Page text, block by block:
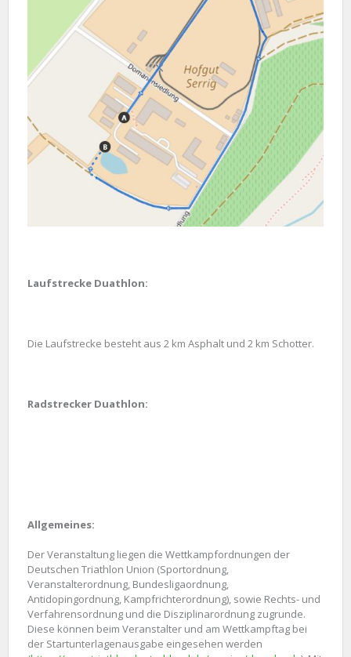
Laufstrecke Duathlon:
Die Laufstrecke besteht aus 2 km Asphalt und 2 km Schotter.
Radstrecker Duathlon:
Allgemeines:
Der Veranstaltung liegen die Wettkampfordnungen der
Deutschen Triathlon Union (Sportordnung,
Veranstalterordnung, Bundesligaordnung,
Antidopingordnung, Kampfrichterordnung), sowie Rechts- und
Verfahrensordnung und die Disziplinarordnung zugrunde.
Diese können beim Veranstalter und am Wettkampftag bei
der Startunterlagenausgabe eingesehen werden